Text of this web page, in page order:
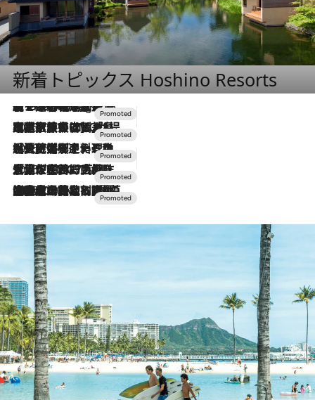
新着トピックス Hoshino Resorts
11 Hours Ago
【トンボの足水浴】ヒノキの香りに包まれて涼感マックス！約13℃の湧水かけ流しを避暑地「星野温泉 トンボの湯」で体験
2026.7.31
【ホテル帰省】という選択肢をOMOが提案。家族とほどよい距離を保つには「昼は実家、夜は気兼ねなくホテルで！」
2026.7.24
【夏限定ディナーコース】旬を迎える稚鮎や花ズッキーニなどをイタリア・トスカーナの郷土料理の手法で満喫！
2026.7.17
「土佐和ハーブかき氷」がOMO7高知に登場！生姜、山椒、大葉など目にも舌にも涼を呼ぶ郷土の味
2026.7.10
NEW OPEN！【界 草津】名湯の地に誕生。趣の異なる2種の温泉と上州ならではの会席・蕎麦割烹など美食を味わう究極の癒やし旅